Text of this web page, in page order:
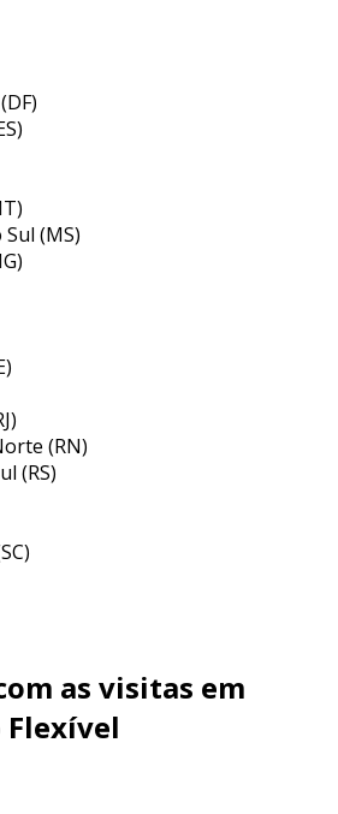
o que é
o desgaste em
e melhorar a
fabricados
alumínio ou aço,
uma variedade
os tornam ideais para
e resistência.
do
5mm x 8mm
5mm x 8mm é
diversas indústrias
e confiabilidade.
podemos
em motores e
precisão e a
desalinhamentos são
dos sistemas
de torque nas
um movimento
(MS)
(RN)
(RS)
as visitas em